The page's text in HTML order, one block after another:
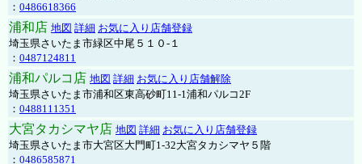
： 0486618366
浦和店 地図 詳細 お気に入り店舗登録
埼玉県さいたま市緑区中尾５１０-１
： 0487124811
浦和パルコ店 地図 詳細 お気に入り店舗解除
埼玉県さいたま市浦和区東高砂町11-1浦和パルコ2F
： 0488111351
大宮タカシマヤ店 地図 詳細 お気に入り店舗登録
埼玉県さいたま市大宮区大門町1-32大宮タカシマヤ５階
： 0486585871